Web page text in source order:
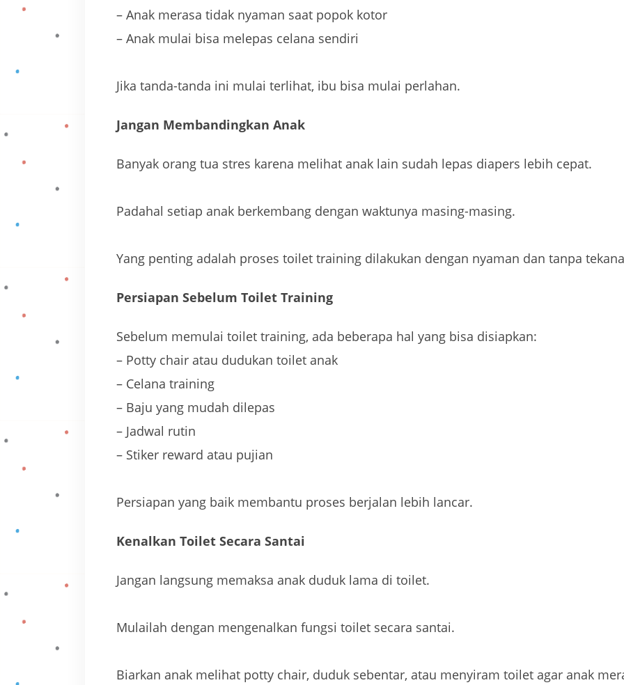
– Anak merasa tidak nyaman saat popok kotor
– Anak mulai bisa melepas celana sendiri
Jika tanda-tanda ini mulai terlihat, ibu bisa mulai perlahan.
Jangan Membandingkan Anak
Banyak orang tua stres karena melihat anak lain sudah lepas diapers lebih cepat.
Padahal setiap anak berkembang dengan waktunya masing-masing.
Yang penting adalah proses toilet training dilakukan dengan nyaman dan tanpa
Persiapan Sebelum Toilet Training
Sebelum memulai toilet training, ada beberapa hal yang bisa disiapkan:
– Potty chair atau dudukan toilet anak
– Celana training
– Baju yang mudah dilepas
– Jadwal rutin
– Stiker reward atau pujian
Persiapan yang baik membantu proses berjalan lebih lancar.
Kenalkan Toilet Secara Santai
Jangan langsung memaksa anak duduk lama di toilet.
Mulailah dengan mengenalkan fungsi toilet secara santai.
Biarkan anak melihat potty chair, duduk sebentar, atau menyiram toilet agar anak